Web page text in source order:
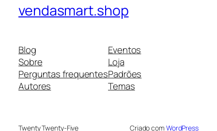
vendasmart.shop
Blog
Sobre
Perguntas frequentes
Autores
Eventos
Loja
Padrões
Temas
Twenty Twenty-Five Criado com WordPress